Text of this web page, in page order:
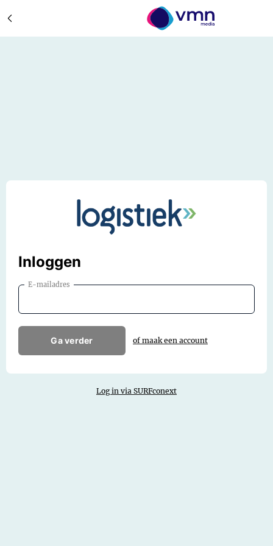
Inloggen
E-mailadres
Ga verder of maak een account
Log in via SURFconext